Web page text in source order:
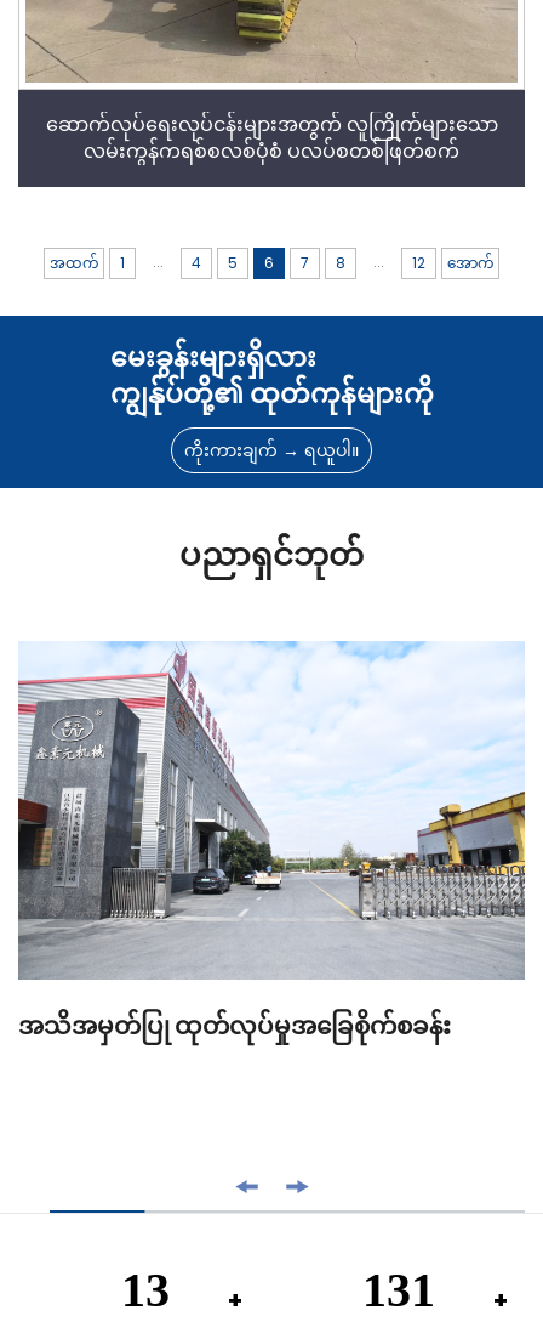
ဆောက်လုပ်ရေးလုပ်ငန်းများအတွက် လူကြိုက်များသော
လမ်းကွန်ကရစ်စလစ်ပုံစံ ပလပ်စတစ်ဖြတ်စက်
အထက် 1 ... 4 5 6 7 8 ... 12 အောက်
မေးခွန်းများရှိလား
ကျွန်ုပ်တို့၏ ထုတ်ကုန်များကို
ကိုးကားချက် → ရယူပါ။
ပညာရှင်ဘုတ်
အသိအမှတ်ပြု ထုတ်လုပ်မှုအခြေစိုက်စခန်း
20 200